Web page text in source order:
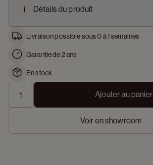
i Détails du produit
Livraison possible sous 0 à 1 semaines
Garantie de 2 ans
En stock
Ajouter au panier
Voir en showroom